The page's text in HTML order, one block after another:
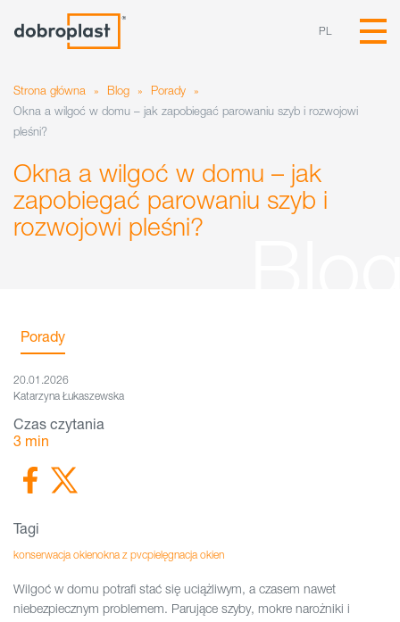
PL
Strona główna » Blog » Porady
»
Okna a wilgoć w domu – jak zapobiegać parowaniu szyb i rozwojowi
pleśni?
Okna a wilgoć w domu – jak
zapobiegać parowaniu szyb i
rozwojowi pleśni?
Wilgoć w domu potrafi stać się uciążliwym, a czasem nawet
niebezpiecznym problemem. Parujące szyby, mokre narożniki i
Porady
20.01.2026
Katarzyna Łukaszewska
Czas czytania
3 min
Tagi
konserwacja okienokna z pvcpielęgnacja okien